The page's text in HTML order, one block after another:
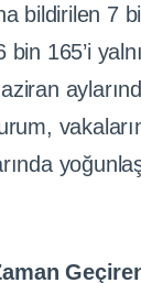
bildirilen 7
bin 165’i